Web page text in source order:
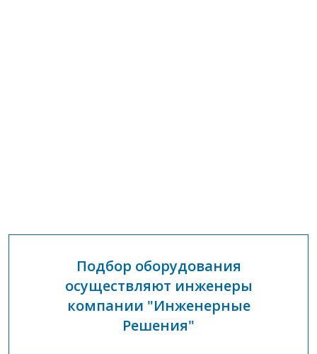
Подбор оборудования
осуществляют инженеры
компании "Инженерные
Решения"